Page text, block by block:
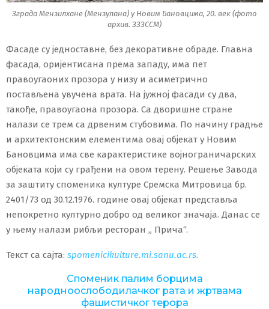
Зграда Мензилхане (Мензулана) у Новим Бановцима, 20. век (фото
архив. ЗЗЗССМ)
Фасаде су једноставне, без декоративне обраде. Главна
фасада, оријентисана према западу, има пет
правоугаоних прозора у низу и асиметрично
постављена увучена врата. На јужној фасади су два,
такође, правоугаона прозора. Са дворишне стране
налази се трем са дрвеним стубовима. По начину градње
и архитектонским елементима овај објекат у Новим
Бановцима има све карактеристике војнограничарских
објеката који су грађени на овом терену. Решење Завода
за заштиту споменика културе Сремска Митровица бр.
2401/73 од 30.12.1976. године овај објекат представља
непокретно културно добро од великог значаја. Данас се
у њему налази рибљи ресторан „ Прича“.
Текст са сајта: spomenicikulture.mi.sanu.ac.rs.
Споменик палим борцима
народноослободилачког рата и жртвама
фашистичког терора